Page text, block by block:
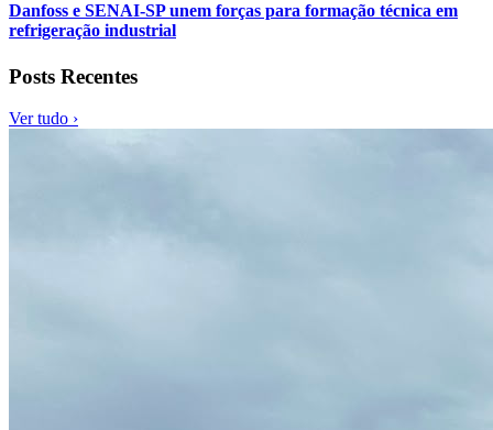
Danfoss e SENAI-SP unem forças para formação técnica em
refrigeração industrial
Posts Recentes
Ver tudo ›